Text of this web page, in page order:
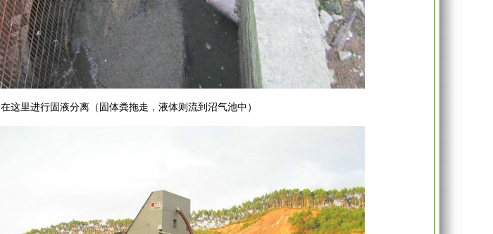
在这里进行固液分离（固体粪拖走，液体则流到沼气池中）